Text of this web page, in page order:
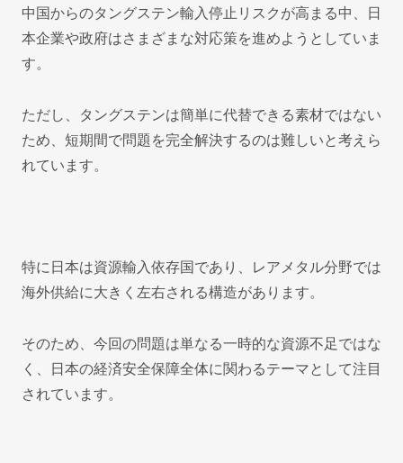
中国からのタングステン輸入停止リスクが高まる中、日
本企業や政府はさまざまな対応策を進めようとしていま
す。
ただし、タングステンは簡単に代替できる素材ではない
ため、短期間で問題を完全解決するのは難しいと考えら
れています。
特に日本は資源輸入依存国であり、レアメタル分野では
海外供給に大きく左右される構造があります。
そのため、今回の問題は単なる一時的な資源不足ではな
く、日本の経済安全保障全体に関わるテーマとして注目
されています。